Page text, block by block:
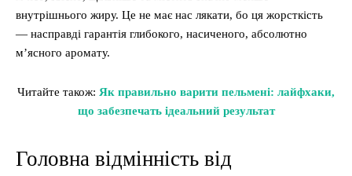
внутрішнього жиру. Це не має нас лякати, бо ця жорсткість
— насправді гарантія глибокого, насиченого, абсолютно
м’ясного аромату.
Читайте також: Як правильно варити пельмені: лайфхаки,
що забезпечать ідеальний результат
Головна відмінність від